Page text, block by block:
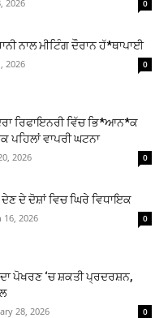
2026 0
ਨਾਲ ਮੀਟਿੰਗ ਦੌਰਾਨ ਹੱ*ਥਾਪਾਈ
2026 0
ਰਿਫਾਇਨਰੀ ਵਿੱਚ ਭਿ*ਆਨ*ਕ
ਪਹਿਲਾਂ ਵਾਪਰੀ ਘਟਨਾ
2026 0
ਦੇ ਦੋਸ਼ਾਂ ਵਿਚ ਘਿਰੇ ਵਿਧਾਇਕ
16, 2026 0
ਪੋਖਰਣ ‘ਚ ਸ਼ਕਤੀ ਪ੍ਰਦਰਸ਼ਨ,
28, 2026 0